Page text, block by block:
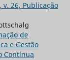
v. 26, Publicação
de
e Gestão
Contínua